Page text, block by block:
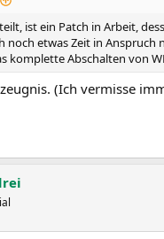
ist ein Patch in Arbeit,
noch etwas Zeit in Anspruch
komplette Abschalten von
(Ich vermisse